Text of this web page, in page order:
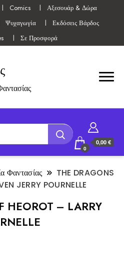
Comics
Αξεσουάρ & Δώρα
Ψυχαγωγία
Εκδόσεις Βάρδος
Σε Προσφορά
0
0,00 €
Φαντασίας
THE DRAGONS
JERRY POURNELLE
HEOROT – LARRY